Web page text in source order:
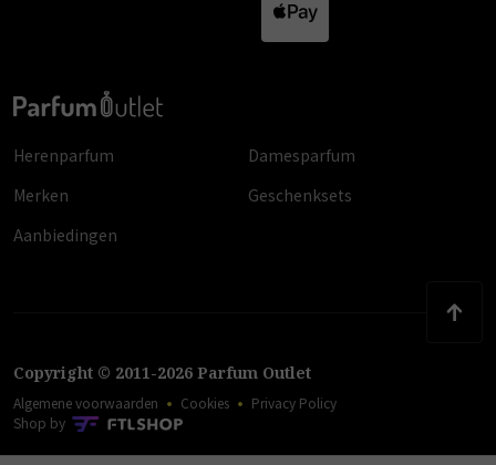
Herenparfum
Damesparfum
Merken
Geschenksets
Aanbiedingen
Copyright © 2011-2026 Parfum Outlet
Algemene voorwaarden Cookies
Privacy Policy
Shop by